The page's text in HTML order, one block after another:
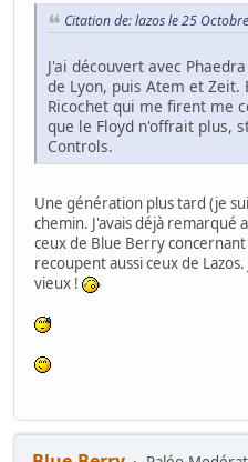
Citation de: lazos le 25
J'ai découvert avec
de Lyon, puis Atem et Zeit.
Ricochet qui me firent me
que le Floyd n'offrait plus,
Controls.
Une génération plus tard (je
chemin. J'avais déjà remarqué
ceux de Blue Berry
recoupent aussi ceux de
vieux !